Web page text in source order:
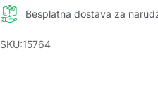
Besplatna dostava za
SKU:15764